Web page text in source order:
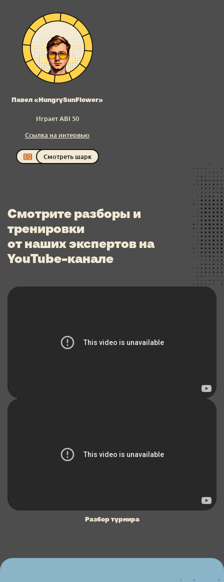
Павел «HungrySunFlower»
Играет ABI 50
Ссылка на интервью
Смотреть шарк
Смотрите разборы и
тренировки
от наших экспертов на
YouTube-канале
Разбор турнира